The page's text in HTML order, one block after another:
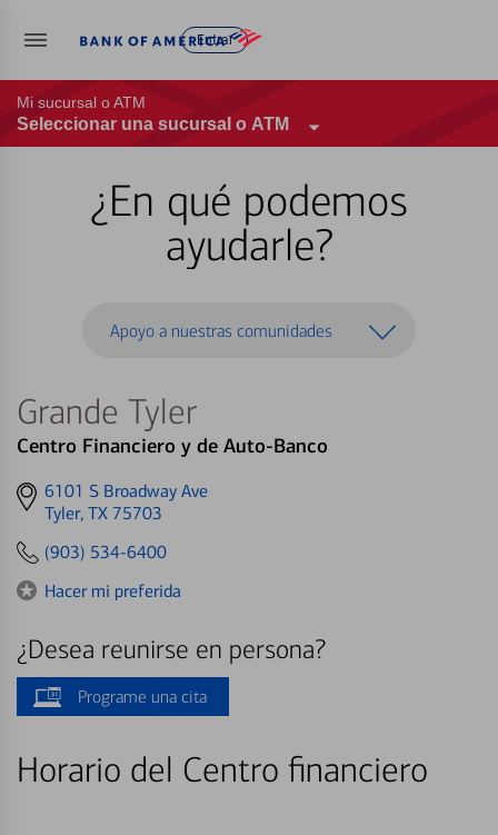
Entrar
Mi sucursal o ATM
Seleccionar una sucursal o ATM
¿En qué podemos
ayudarle?
Apoyo a nuestras comunidades
Grande Tyler
Centro Financiero y de Auto-Banco
Get
directions
6101 S Broadway Ave
Tyler, TX 75703
(903) 534-6400
Hacer mi preferida
¿Desea reunirse en persona?
Programe una cita
Horario del Centro financiero